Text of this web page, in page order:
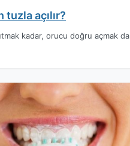
tuzla açılır?
kadar, orucu doğru açmak da